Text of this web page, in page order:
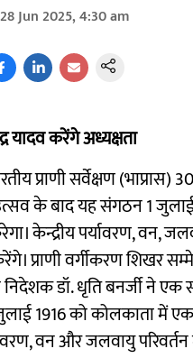
28 Jun 2025, 4:30 am
यादव करेंगे अध्यक्षता
प्राणी सर्वेक्षण
के बाद यह संगठन 1
केन्द्रीय पर्यावरण, वन,
प्राणी वर्गीकरण शिखर
डॉ. धृति बनर्जी ने एक
1916 को कोलकाता में
वन और जलवायु परिवर्तन